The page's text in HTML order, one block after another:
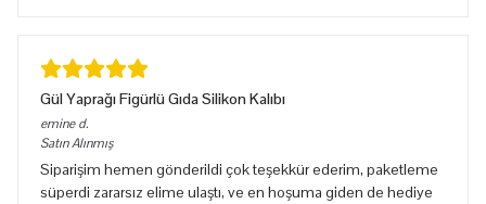
Gül Yaprağı Figürlü Gıda Silikon Kalıbı
emine d.
Satın Alınmış
Siparişim hemen gönderildi çok teşekkür ederim, paketleme
süperdi zararsız elime ulaştı, ve en hoşuma giden de hediye